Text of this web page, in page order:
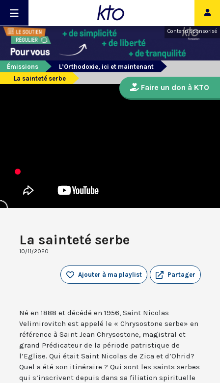
Contenu sponsorisé
Émissions
L’Orthodoxie, ici et maintenant
La sainteté serbe
La sainteté serbe
10/11/2020
Partager
Ajouter à ma playlist
Né en 1888 et décédé en 1956, Saint Nicolas
Velimirovitch est appelé le « Chrysostone serbe» en
référence à Saint Jean Chrysostone, magistral et
grand Prédicateur de la période patristique de
l’Eglise. Qui était Saint Nicolas de Zica et d’Ohrid?
Quel a été son itinéraire ? Qui sont les saints serbes
qui s’inscrivent depuis dans sa filiation spirituelle
Faire un don à KTO